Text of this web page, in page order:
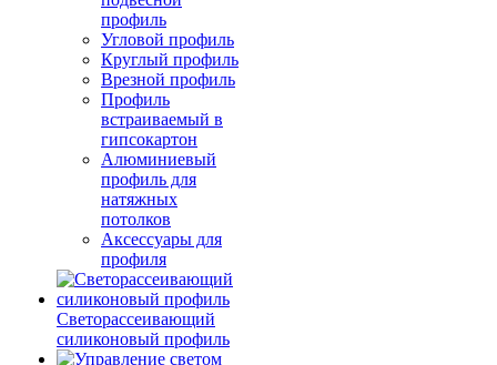
профиль
Угловой профиль
Круглый профиль
Врезной профиль
Профиль
встраиваемый в
гипсокартон
Алюминиевый
профиль для
натяжных
потолков
Аксессуары для
профиля
Светорассеивающий
силиконовый профиль